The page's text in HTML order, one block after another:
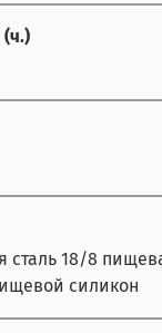
18/8
силикон